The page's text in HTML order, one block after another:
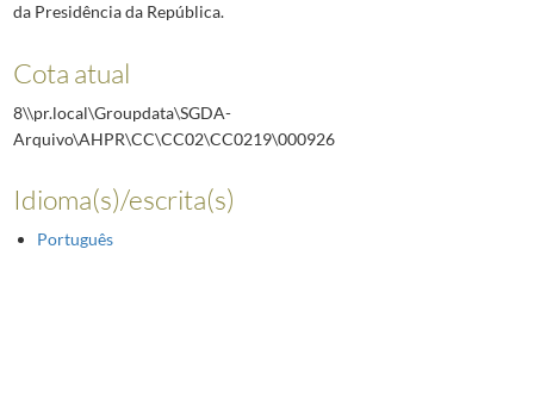
da Presidência da República.
Cota atual
8\\pr.local\Groupdata\SGDA-
Arquivo\AHPR\CC\CC02\CC0219\000926
Idioma(s)/escrita(s)
Português